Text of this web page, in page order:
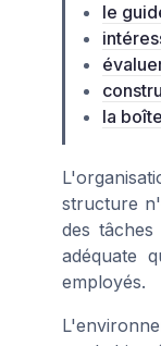
le
la
structure
des
adéquate
employés.